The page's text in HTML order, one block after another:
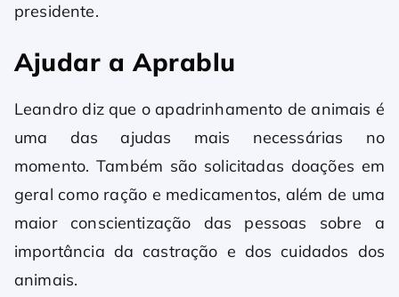
presidente.
Ajudar a Aprablu
Leandro diz que o apadrinhamento de animais é
uma das ajudas mais necessárias no
momento. Também são solicitadas doações em
geral como ração e medicamentos, além de uma
maior conscientização das pessoas sobre a
importância da castração e dos cuidados dos
animais.